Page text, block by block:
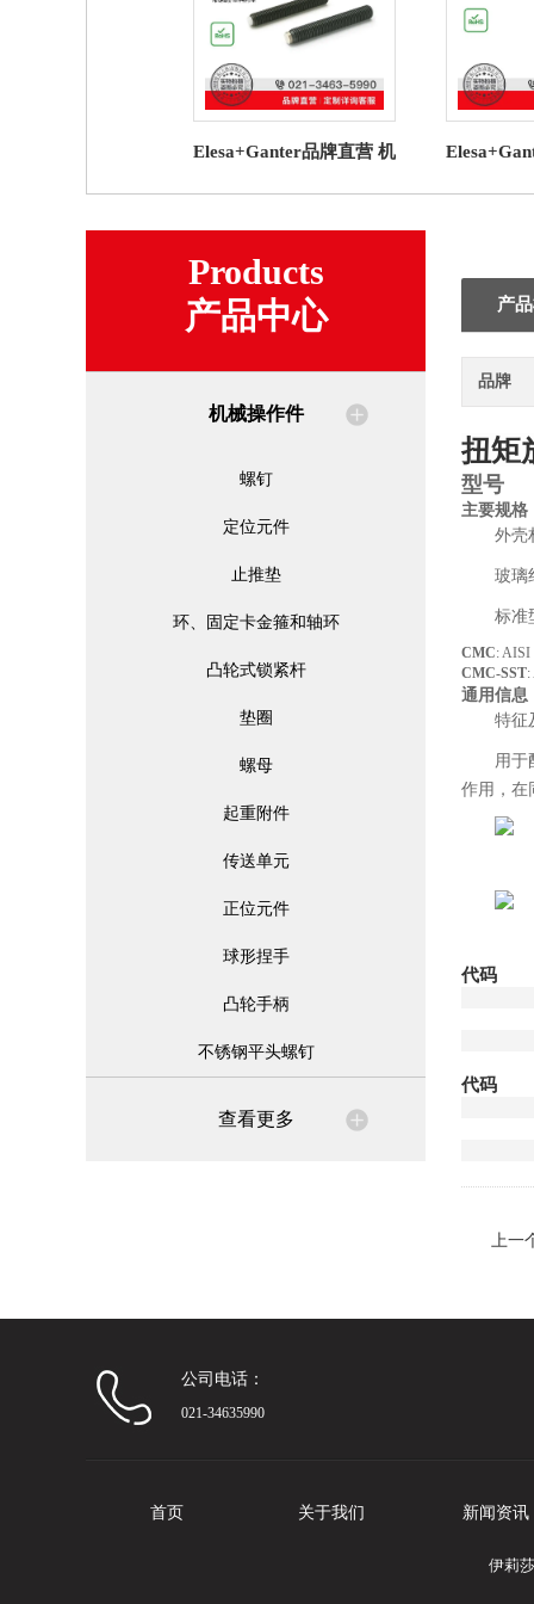
Elesa+Ganter品牌直营 机
螺钉 塑料衬垫
式
Products
产品中心
机械操作件
螺钉
定位元件
止推垫
环、固定卡金箍和轴环
凸轮式锁紧杆
垫圈
螺母
起重附件
传送单元
正位元件
球形捏手
凸轮手柄
不锈钢平头螺钉
查看更多
产
品牌
扭矩
型号
主要规格
外壳
玻璃
标准
CMC:
CMC-SST
通用信息
特征
用于
作用，在
代码
代码
上一
公司电话：
021-34635990
首页 关于我们 新闻资讯
伊莉